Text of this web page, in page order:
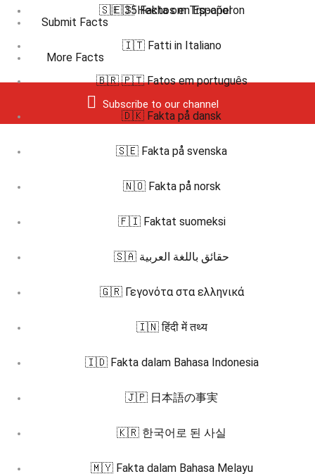
Submit Facts
More Facts
Subscribe to our channel
🇸🇪 35 Fakta om Trp-operon
🇪🇸 Hechos en Español
🇮🇹 Fatti in Italiano
🇧🇷 🇵🇹 Fatos em português
🇩🇰 Fakta på dansk
🇸🇪 Fakta på svenska
🇳🇴 Fakta på norsk
🇫🇮 Faktat suomeksi
🇸🇦 حقائق باللغة العربية
🇬🇷 Γεγονότα στα ελληνικά
🇮🇳 हिंदी में तथ्य
🇮🇩 Fakta dalam Bahasa Indonesia
🇯🇵 日本語の事実
🇰🇷 한국어로 된 사실
🇲🇾 Fakta dalam Bahasa Melayu